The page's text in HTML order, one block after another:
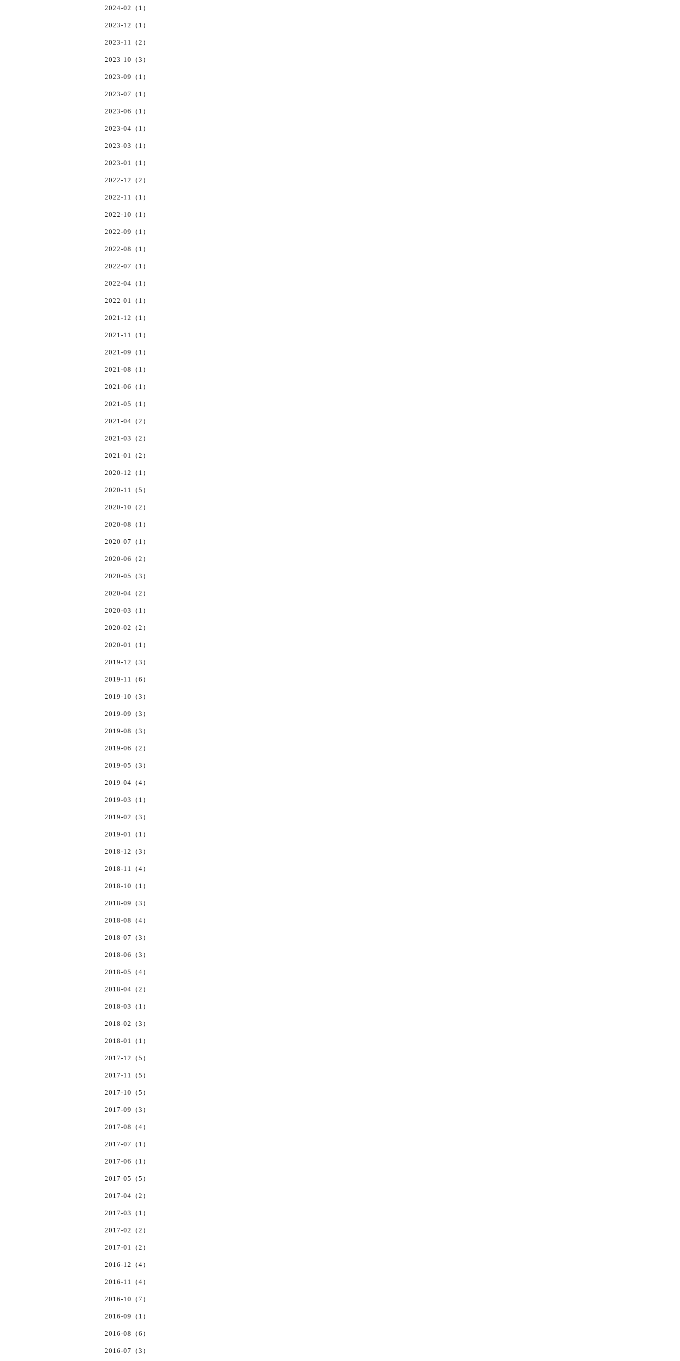
2024-02（1）
2023-12（1）
2023-11（2）
2023-10（3）
2023-09（1）
2023-07（1）
2023-06（1）
2023-04（1）
2023-03（1）
2023-01（1）
2022-12（2）
2022-11（1）
2022-10（1）
2022-09（1）
2022-08（1）
2022-07（1）
2022-04（1）
2022-01（1）
2021-12（1）
2021-11（1）
2021-09（1）
2021-08（1）
2021-06（1）
2021-05（1）
2021-04（2）
2021-03（2）
2021-01（2）
2020-12（1）
2020-11（5）
2020-10（2）
2020-08（1）
2020-07（1）
2020-06（2）
2020-05（3）
2020-04（2）
2020-03（1）
2020-02（2）
2020-01（1）
2019-12（3）
2019-11（6）
2019-10（3）
2019-09（3）
2019-08（3）
2019-06（2）
2019-05（3）
2019-04（4）
2019-03（1）
2019-02（3）
2019-01（1）
2018-12（3）
2018-11（4）
2018-10（1）
2018-09（3）
2018-08（4）
2018-07（3）
2018-06（3）
2018-05（4）
2018-04（2）
2018-03（1）
2018-02（3）
2018-01（1）
2017-12（5）
2017-11（5）
2017-10（5）
2017-09（3）
2017-08（4）
2017-07（1）
2017-06（1）
2017-05（5）
2017-04（2）
2017-03（1）
2017-02（2）
2017-01（2）
2016-12（4）
2016-11（4）
2016-10（7）
2016-09（1）
2016-08（6）
2016-07（3）